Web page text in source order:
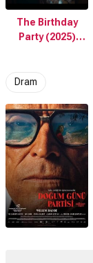
The Birthday
Party (2025)
Dram